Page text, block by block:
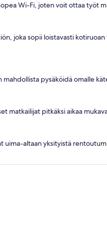
Wi-Fi, joten voit ottaa työt
joka sopii loistavasti
pysäköidä omalle
matkailijat pitkäksi aikaa
uima-altaan yksityistä